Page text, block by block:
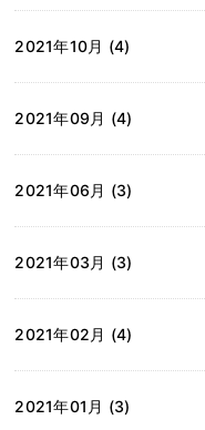
2021年10月 (4)
2021年09月 (4)
2021年06月 (3)
2021年03月 (3)
2021年02月 (4)
2021年01月 (3)